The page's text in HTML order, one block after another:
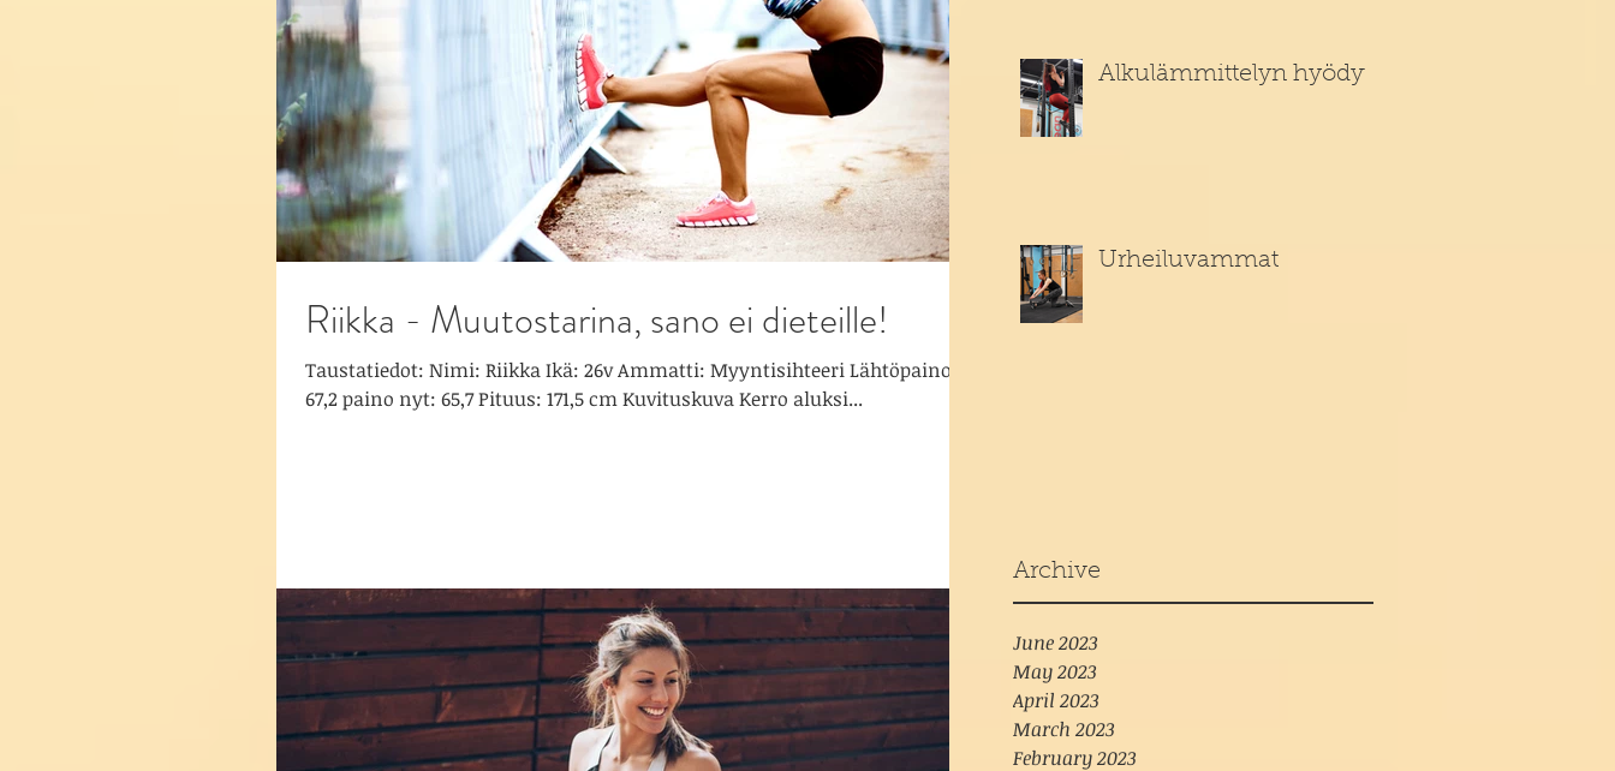
Alkulämmittelyn hyödyt
Urheiluvammat
Archive
June 2023
May 2023
April 2023
March 2023
February 2023
Riikka - Muutostarina, sano ei dieteille!
Taustatiedot: Nimi: Riikka Ikä: 26v Ammatti: Myyntisihteeri Lähtöpaino:
67,2 paino nyt: 65,7 Pituus: 171,5 cm Kuvituskuva Kerro aluksi...